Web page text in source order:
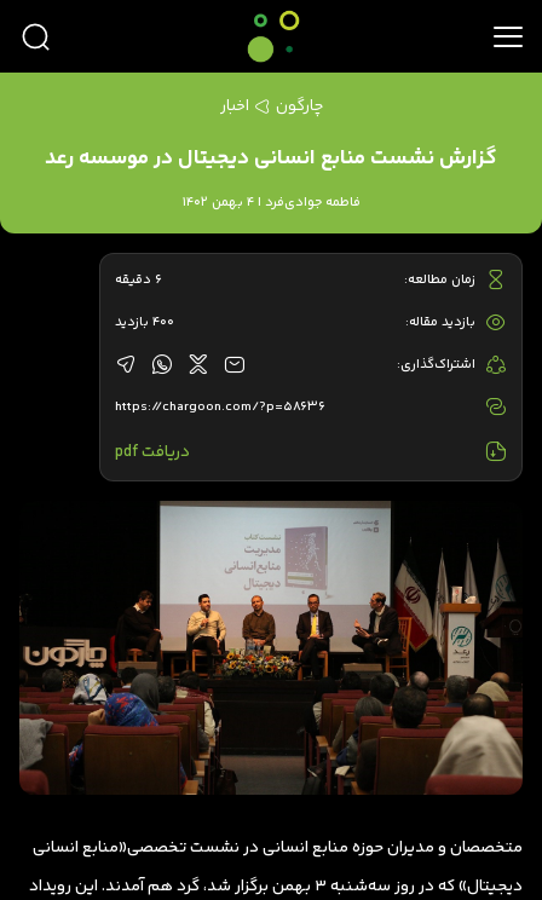
چارگون اخبار
گزارش نشست منابع انسانی دیجیتال در موسسه رعد
فاطمه جوادی‌فرد | 4 بهمن 1402
متخصصان و مدیران حوزه منابع انسانی در نشست تخصصی«منابع انسانی
دیجیتال» که در روز سه‌شنبه 3 بهمن برگزار شد، گرد هم آمدند. این رویداد
زمان مطالعه: 6 دقیقه
بازدید مقاله: 400 بازدید
اشتراک‌گذاری:
https://chargoon.com/?p=58636
دریافت pdf